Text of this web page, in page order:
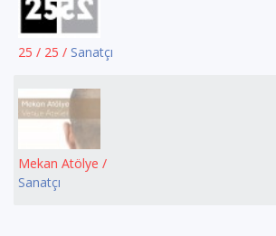
25 / 25 / Sanatçı
Mekan Atölye /
Sanatçı